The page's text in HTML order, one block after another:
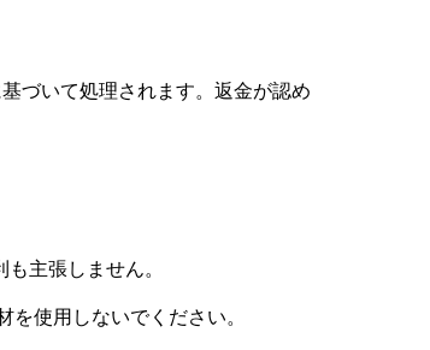
づいて処理されます。返金が認め
主張しません。
使用しないでください。